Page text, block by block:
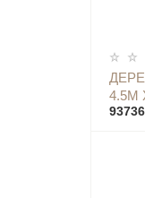
4.5М